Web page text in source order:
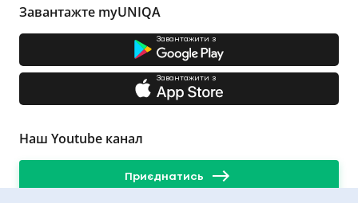
Завантажте myUNIQA
Завантажити з
Завантажити з
Наш Youtube канал
Приєднатись